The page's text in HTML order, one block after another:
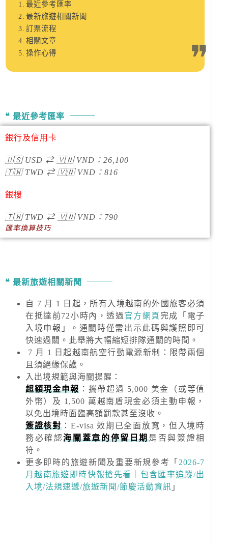
最近參考匯率
最新旅遊相關新聞
訂票流程
相關文章
操作心得
最近參考匯率
銀行及信用卡
🇺🇸USD ⇄ 🇻🇳VND ： 26,100
🇹🇼TWD ⇄ 🇻🇳VND ： 816
銀樓
🇹🇼TWD ⇄ 🇻🇳VND ：790
匯率換算技巧
最新旅遊相關新聞
自 7 月 1 日起，所有入境越南的外國旅客必須
在抵達前72小時內，透過官方網頁 完成「電子
入境申報」。通關時僅需出示此碼與護照即可
快速過關。此舉將大幅縮短排隊通關的時間。
7 月 1 日起越南航空行動電源新制：限帶兩個
且須絕緣保護。
入出境規範與海關提醒 ：
超額現金申報 ：攜帶超過 5,000 美金
（或等值
外幣）及 1,500 萬越南盾現金必須主動申報，
以免出境時面臨高額罰款甚至沒收。
簽證核對：E-visa 效期已全面放寬，但入境時
務必確認海關蓋章的停留日期是否與簽證相
符。
更多即時的旅遊新聞及重要新規參考「 2026-7
月越南旅遊即時快報搶先看｜包含匯率追蹤/出
入境/法規速遞/旅遊新聞/節慶活動資訊 」